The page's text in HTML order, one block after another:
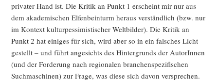
pri­va­ter Hand ist. Die Kri­tik an Punkt 1 erscheint mir nur aus
dem aka­de­mi­schen Elfen­bein­turm her­aus ver­ständ­lich (bzw. nur
im Kon­text kul­tur­pes­si­mis­ti­scher Welt­bil­der). Die Kri­tik an
Punkt 2 hat eini­ges für sich, wird aber so in ein fal­sches Licht
gestellt – und führt ange­sichts des Hin­ter­grunds der AutorIn­nen
(und der For­de­rung nach regio­na­len bran­chen­spe­zi­fi­schen
Such­ma­schi­nen) zur Fra­ge, was die­se sich davon ver­spre­chen.